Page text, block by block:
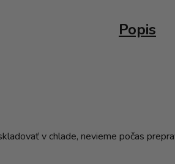
Popis
v chlade, nevieme počas